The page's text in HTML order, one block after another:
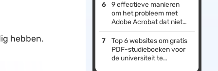
hebben.
9 effectieve manieren
om het probleem met
Adobe Acrobat dat niet
reageert te verhelpen
Top 6 websites om gratis
PDF-studieboeken voor
de universiteit te